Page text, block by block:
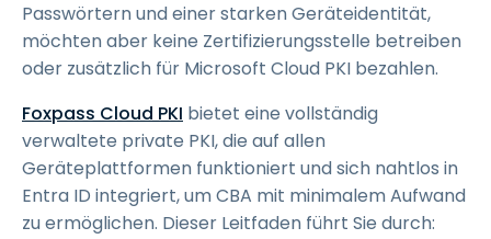
Passwörtern und einer starken Geräteidentität,
möchten aber keine Zertifizierungsstelle betreiben
oder zusätzlich für Microsoft Cloud PKI bezahlen.
Foxpass Cloud PKI bietet eine vollständig
verwaltete private PKI, die auf allen
Geräteplattformen funktioniert und sich nahtlos in
Entra ID integriert, um CBA mit minimalem Aufwand
zu ermöglichen. Dieser Leitfaden führt Sie durch: